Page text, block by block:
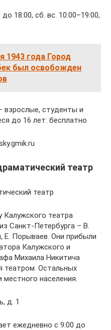
18:00, сб. вс. 10:00–19:00,
1943 года Город
был освобожден
взрослые, студенты и
до 16 лет: бесплатно
театр
театр
Калужского театра
Санкт-Петербурга – В.
Е. Порываев. Они прибыли
Калужского и
Михаила Никитича
театром. Остальных
населения.
д. 1
ежедневно с 9:00 до